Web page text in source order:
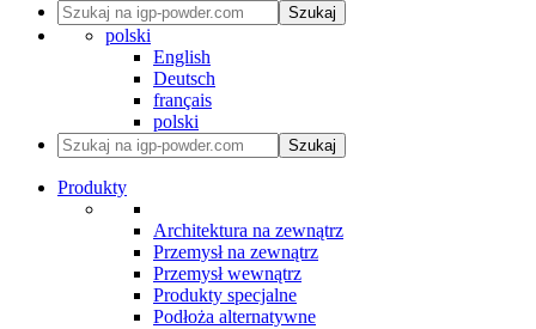
Szukaj
polski
English
Deutsch
français
polski
Szukaj
Produkty
Architektura na zewnątrz
Przemysł na zewnątrz
Przemysł wewnątrz
Produkty specjalne
Podłoża alternatywne